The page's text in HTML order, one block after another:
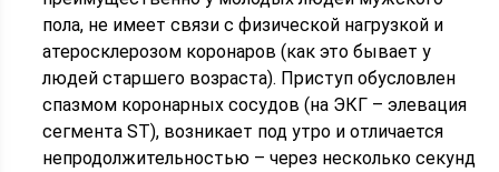
пола, не имеет связи с физической нагрузкой и
атеросклерозом коронаров (как это бывает у
людей старшего возраста). Приступ обусловлен
спазмом коронарных сосудов (на ЭКГ – элевация
сегмента ST), возникает под утро и отличается
непродолжительностью – через несколько секунд